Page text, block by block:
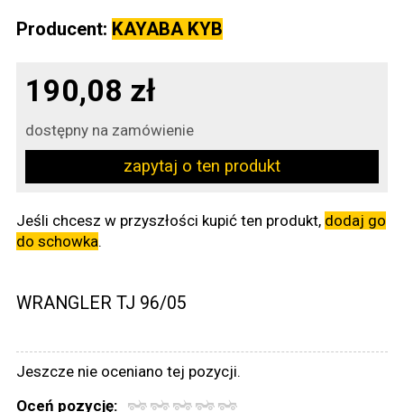
Producent: KAYABA KYB
190,08 zł
dostępny na zamówienie
zapytaj o ten produkt
Jeśli chcesz w przyszłości kupić ten produkt, dodaj go
do schowka.
WRANGLER TJ 96/05
Jeszcze nie oceniano tej pozycji.
Oceń pozycję: